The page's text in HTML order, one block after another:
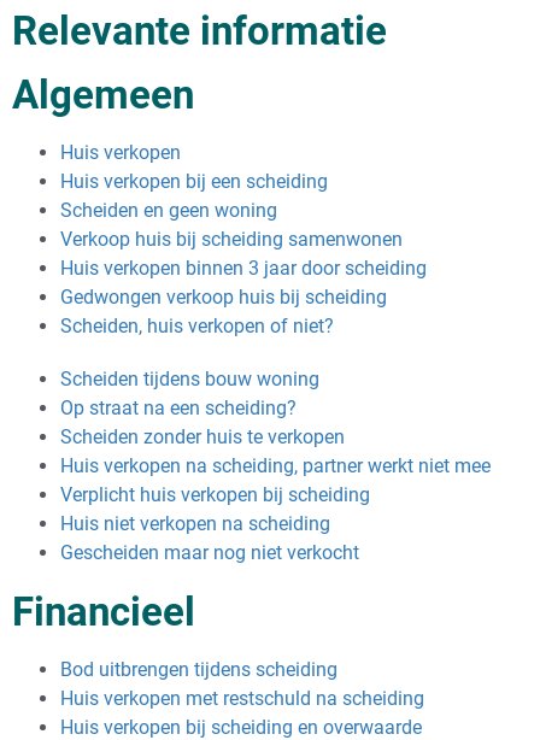
Relevante informatie
Algemeen
Huis verkopen
Huis verkopen bij een scheiding
Scheiden en geen woning
Verkoop huis bij scheiding samenwonen
Huis verkopen binnen 3 jaar door scheiding
Gedwongen verkoop huis bij scheiding
Scheiden, huis verkopen of niet?
Scheiden tijdens bouw woning
Op straat na een scheiding?
Scheiden zonder huis te verkopen
Huis verkopen na scheiding, partner werkt niet mee
Verplicht huis verkopen bij scheiding
Huis niet verkopen na scheiding
Gescheiden maar nog niet verkocht
Financieel
Bod uitbrengen tijdens scheiding
Huis verkopen met restschuld na scheiding
Huis verkopen bij scheiding en overwaarde